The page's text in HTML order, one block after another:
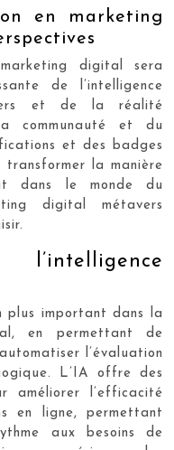
en marketing
digital sera
de l’intelligence
et de la réalité
communauté et du
et des badges
transformer la manière
dans le monde du
digital métavers
plus important dans la
en permettant de
l’évaluation
L’IA offre des
améliorer l’efficacité
en ligne, permettant
aux besoins de